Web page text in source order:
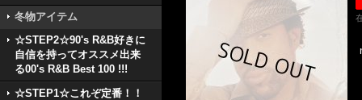
冬物アイテム
☆STEP2☆90's R&B好きに
自信を持ってオススメ出来
る00's R&B Best 100 !!!
☆STEP1☆これぞ定番！！